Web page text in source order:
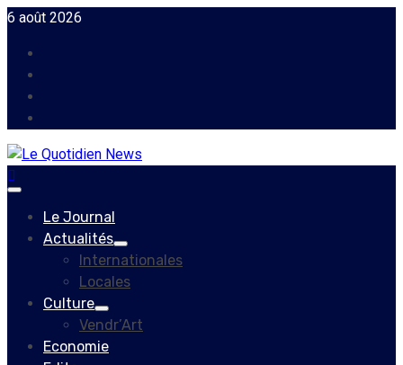
Skip
content
6 août 2026
Primary
Le Journal
Actualités
Internationales
Locales
Culture
Vendr’Art
Economie